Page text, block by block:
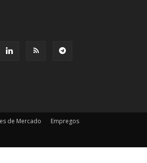
de Mercado Empregos